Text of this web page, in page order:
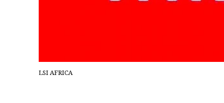
LSI AFRICA